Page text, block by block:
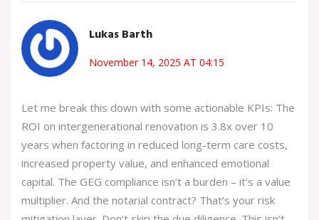
Lukas Barth
November 14, 2025 AT 04:15
Let me break this down with some actionable KPIs: The
ROI on intergenerational renovation is 3.8x over 10
years when factoring in reduced long-term care costs,
increased property value, and enhanced emotional
capital. The GEG compliance isn’t a burden – it’s a value
multiplier. And the notarial contract? That’s your risk